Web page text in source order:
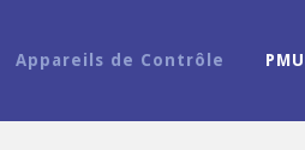
Appareils de Contrôle